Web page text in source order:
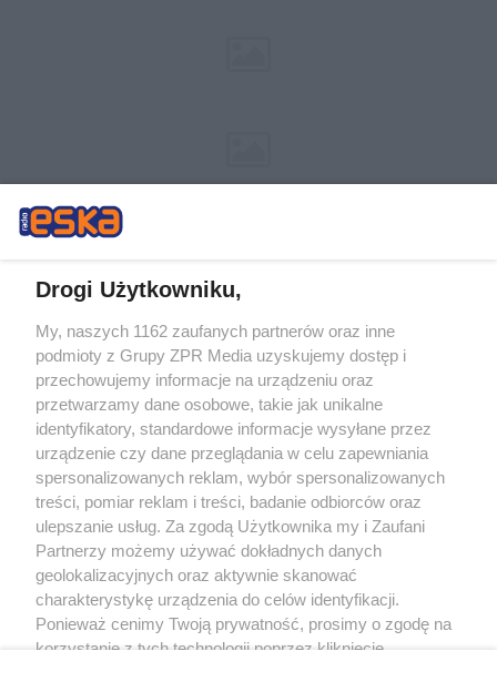
Żaden utwór zamieszczony w serwisie nie może być powielany i
rozpowszechniany lub dalej rozpowszechniany w jakikolwiek sposób (w
tym także elektroniczny lub mechaniczny) na jakimkolwiek polu
eksploatacji w jakiejkolwiek formie, włącznie z umieszczaniem w Internecie
bez pisemnej zgody właściciela praw. Jakiekolwiek użycie lub
wykorzystanie utworów w całości lub w części z naruszeniem prawa, tzn.
bez właściwej zgody, jest zabronione pod groźbą kary i może być ścigane
prawnie.
O nas
Drogi Użytkowniku,
My, naszych 1162 zaufanych partnerów oraz inne
podmioty z Grupy ZPR Media uzyskujemy dostęp i
przechowujemy informacje na urządzeniu oraz
przetwarzamy dane osobowe, takie jak unikalne
identyfikatory, standardowe informacje wysyłane przez
urządzenie czy dane przeglądania w celu zapewniania
spersonalizowanych reklam, wybór spersonalizowanych
treści, pomiar reklam i treści, badanie odbiorców oraz
ulepszanie usług. Za zgodą Użytkownika my i Zaufani
Partnerzy możemy używać dokładnych danych
geolokalizacyjnych oraz aktywnie skanować
charakterystykę urządzenia do celów identyfikacji.
Ponieważ cenimy Twoją prywatność, prosimy o zgodę na
korzystanie z tych technologii poprzez kliknięcie